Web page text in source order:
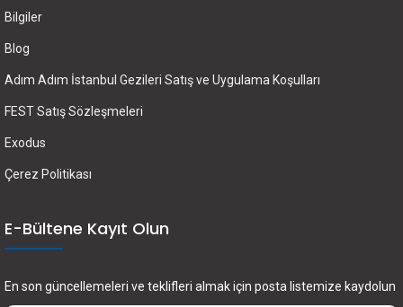
Bilgiler
Blog
Adım Adım İstanbul Gezileri Satış ve Uygulama Koşulları
FEST Satış Sözleşmeleri
Exodus
Çerez Politikası
E-Bültene Kayıt Olun
En son güncellemeleri ve teklifleri almak için posta listemize kaydolun